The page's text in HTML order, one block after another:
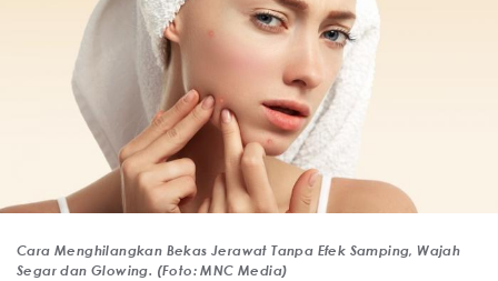
Cara Menghilangkan Bekas Jerawat Tanpa Efek Samping, Wajah
Segar dan Glowing. (Foto: MNC Media)